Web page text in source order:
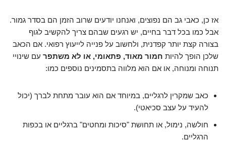
אז כן, כאבי גב הם נפוצים, ואנחנו יודעים שרוב הזמן הם בסדר גמור.
אבל כמו בכל דבר בחיים, יש רגעים שבהם צריך להקשיב לגוף
בצורה קצת יותר קפדנית, ולחשוב על פנייה לייעוץ רפואי. אם הכאב
שלכן הופך להיות חמור מאוד, פתאומי, או לא משתפר עם שינויי
תנוחה ומנוחה, או אם הוא מלווה בתסמינים נוספים כמו:
כאב שמקרין לרגליים, במיוחד אם הוא עובר מתחת לברך (יכול
להעיד על עצב סכיאטי).
חולשה, נימול, או תחושת "סיכות ומחטים" ברגליים או בכפות
הרגליים.